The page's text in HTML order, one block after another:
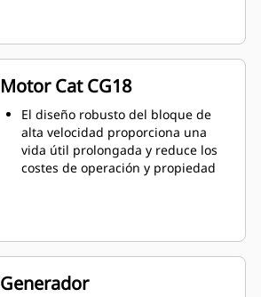
Motor Cat CG18
El diseño robusto del bloque de
alta velocidad proporciona una
vida útil prolongada y reduce los
costes de operación y propiedad
Generador